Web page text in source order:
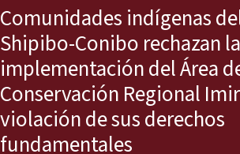
Voces comunitarias
Socios y Países
Últimas noticias
Publicaciones y recursos
Back
Comunidades indígenas
Shipibo-Conibo rechazan la
implementación del Área
Conservación Regional
violación de sus derechos
fundamentales